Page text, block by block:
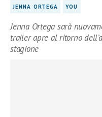
JENNA ORTEGA YOU
Jenna Ortega sarà
trailer apre al ritorno
stagione